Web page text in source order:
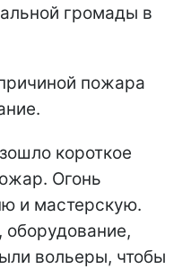
громады в
пожара
короткое
Огонь
и мастерскую.
вольеры, чтобы